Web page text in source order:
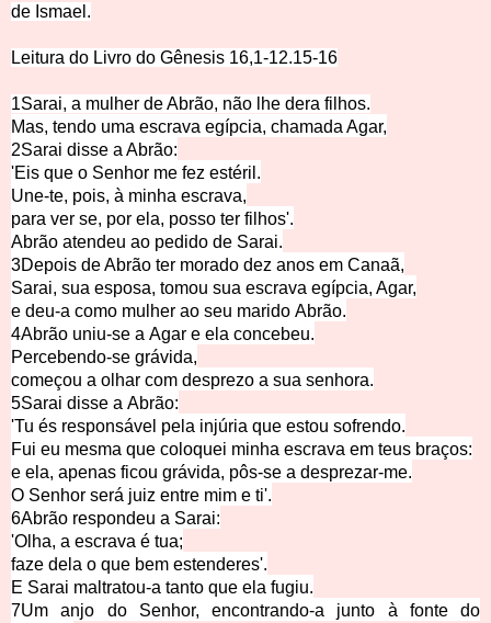
de Ismael.
Leitura do Livro do Gênesis 16,1-12.15-16
1Sarai, a mulher de Abrão, não lhe dera filhos.
Mas, tendo uma escrava egípcia, chamada Agar,
2Sarai disse a Abrão:
'Eis que o Senhor me fez estéril.
Une-te, pois, à minha escrava,
para ver se, por ela, posso ter filhos'.
Abrão atendeu ao pedido de Sarai.
3Depois de Abrão ter morado dez anos em Canaã,
Sarai, sua esposa, tomou sua escrava egípcia, Agar,
e deu-a como mulher ao seu marido Abrão.
4Abrão uniu-se a Agar e ela concebeu.
Percebendo-se grávida,
começou a olhar com desprezo a sua senhora.
5Sarai disse a Abrão:
'Tu és responsável pela injúria que estou sofrendo.
Fui eu mesma que coloquei minha escrava em teus braços:
e ela, apenas ficou grávida, pôs-se a desprezar-me.
O Senhor será juiz entre mim e ti'.
6Abrão respondeu a Sarai:
'Olha, a escrava é tua;
faze dela o que bem estenderes'.
E Sarai maltratou-a tanto que el a fugiu.
7Um anjo do Senhor, encontrando-a junto à fonte do